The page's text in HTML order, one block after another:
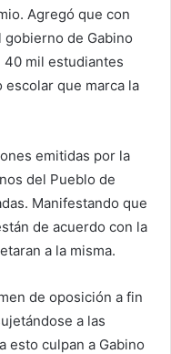
Agregó que con
de Gabino
40 mil estudiantes
que marca la
emitidas por la
del Pueblo de
Manifestando que
de acuerdo con la
a la misma.
de oposición a fin
a las
esto culpan a Gabino